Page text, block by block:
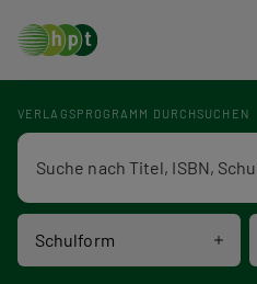
VERLAGSPROGRAMM DURCHSUCHEN
Schulform
Verlagsprogramm Volltextsuche